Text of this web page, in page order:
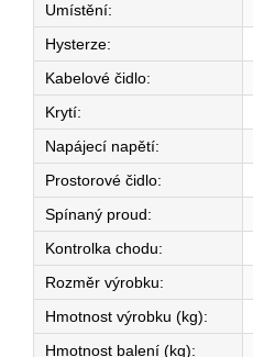
Umístění:
Hysterze:
Kabelové čidlo:
Krytí:
Napájecí napětí:
Prostorové čidlo:
Spínaný proud:
Kontrolka chodu:
Rozměr výrobku:
Hmotnost výrobku (kg):
Hmotnost balení (kg):